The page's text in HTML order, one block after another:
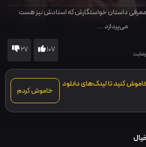
معرفی داستان خواستگارش که استادش نیز هست
می‌پردازد ...
رضایت 107
27
کنید تا لینک‌های دانلود
خاموش کردم